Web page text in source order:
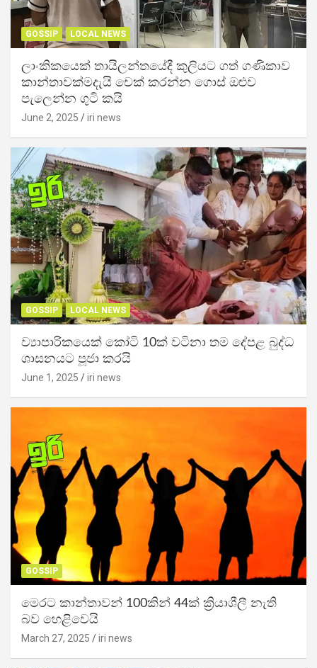
GOSSIP LOCAL NEWS
ලාංකිකයෙක් තායිලන්තයේදී කුලියට ගත් ගණිකාව
කාන්තාවක්මදැයි චෙක් කරන්න ගොස් ඔළුව
පැලෙන්න ගුටි කයි
June 2, 2025 iri news
GOSSIP LOCAL NEWS
ව්‍යාපාරිකයෙක් කෝටි 10ක් වටිනා තම දේපළ බුද්ධ
ශාසනයට පූජා කරයි
June 1, 2025 iri news
GOSSIP
මෙරට කාන්තාවන් 100කින් 44ක් ක්‍රියාශීලී නැති
බව හෙළිවෙයි
March 27, 2025 iri news